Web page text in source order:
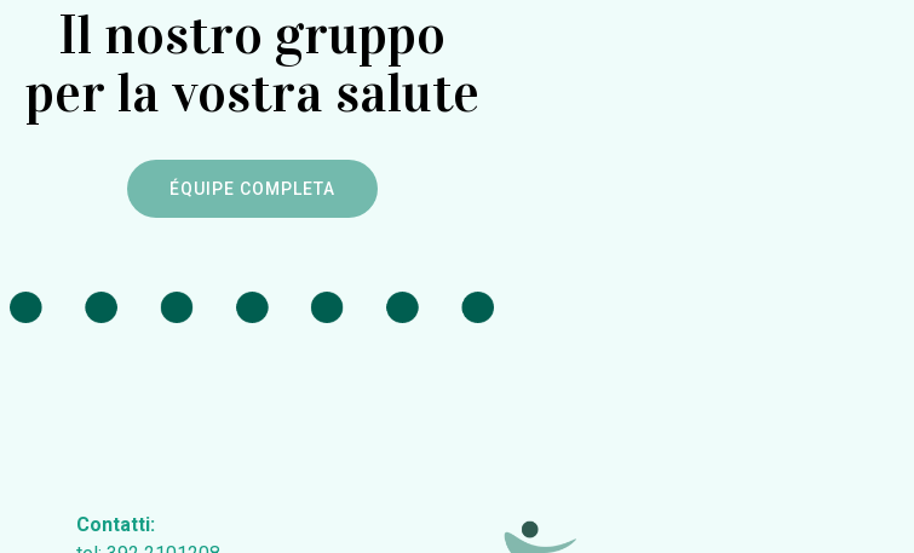
Il nostro gruppo
per la vostra salute
ÉQUIPE COMPLETA
Contatti: